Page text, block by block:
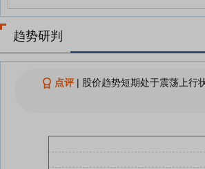
图解财报：地素时尚一季度归母净
04-28
召开2026年第一次临时股东大会
净利润创上市新低，高端线暴跌，
04-22
趋势研判
点评| 股价趋势短期处于震荡上行